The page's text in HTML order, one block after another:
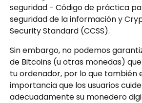
seguridad - Código de práctica
seguridad de la información y
Security Standard (CCSS).
Sin embargo, no podemos
de Bitcoins (u otras monedas)
tu ordenador, por lo que también
importancia que los usuarios
adecuadamente su monedero